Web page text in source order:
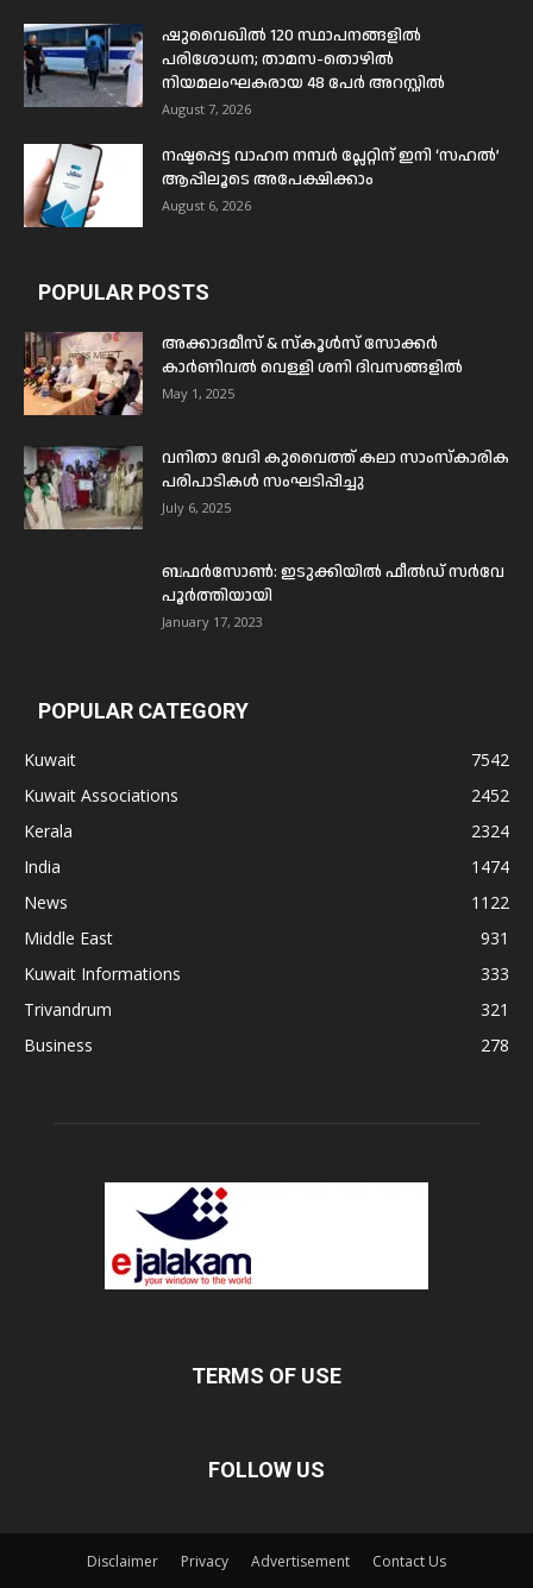
ഷുവൈഖിൽ 120 സ്ഥാപനങ്ങളിൽ
പരിശോധന; താമസ-തൊഴിൽ
നിയമലംഘകരായ 48 പേർ അറസ്റ്റിൽ
August 7, 2026
നഷ്ടപ്പെട്ട വാഹന നമ്പർ പ്ലേറ്റിന് ഇനി ‘സഹൽ’
ആപ്പിലൂടെ അപേക്ഷിക്കാം
August 6, 2026
POPULAR POSTS
അക്കാദമീസ് & സ്കൂൾസ് സോക്കർ
കാർണിവൽ വെള്ളി ശനി ദിവസങ്ങളിൽ
May 1, 2025
വനിതാ വേദി കുവൈത്ത് കലാ സാംസ്കാരിക
പരിപാടികൾ സംഘടിപ്പിച്ചു
July 6, 2025
ബഫര്‍സോണ്‍: ഇടുക്കിയില്‍ ഫീല്‍ഡ് സര്‍വേ
പൂര്‍ത്തിയായി
January 17, 2023
POPULAR CATEGORY
Kuwait
7542
Kuwait Associations
2452
Kerala
2324
India
1474
News
1122
Middle East
931
Kuwait Informations
333
Trivandrum
321
Business
278
TERMS OF USE
FOLLOW US
Disclaimer Privacy Advertisement Contact Us